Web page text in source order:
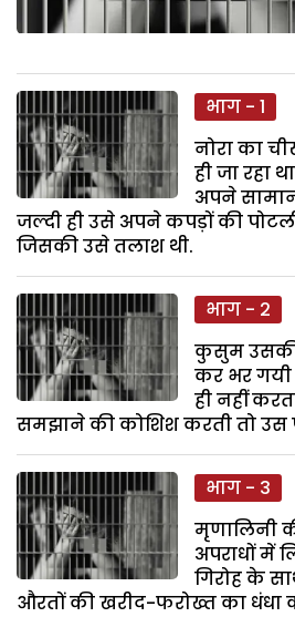
भाग - 1
नोरा का
ही जा रहा
अपने
जल्दी ही उसे अपने कपड़ों की
जिसकी उसे तलाश थी.
भाग - 2
कुसुम
कर भर गयी
ही नहीं
समझाने की कोशिश करती तो उस
भाग - 3
मृणालिनी
अपराधों में
गिरोह के
औरतों की खरीद-फरोख्त का धंधा